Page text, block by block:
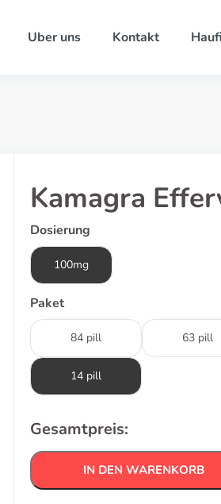
Uber uns Kontakt
Kamagra
Dosierung
100mg
Paket
84 pill 63 pill
14 pill
Gesamtpreis:
IN DEN WARENKORB